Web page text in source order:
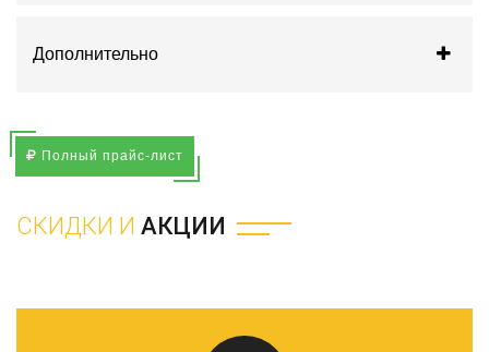
Дополнительно
Полный прайс-лист
СКИДКИ И АКЦИИ